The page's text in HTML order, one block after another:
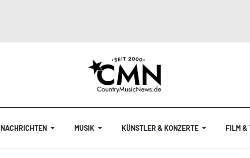
NACHRICHTEN MUSIK KÜNSTLER & KONZERTE FILM &